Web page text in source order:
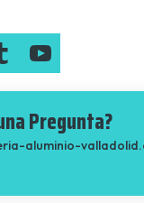
Pregunta?
aluminio-